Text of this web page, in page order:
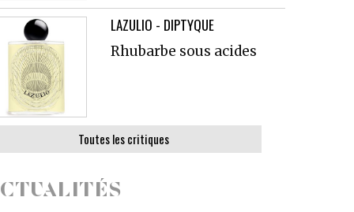
LAZULIO - DIPTYQUE
Rhubarbe sous acides
Toutes les critiques